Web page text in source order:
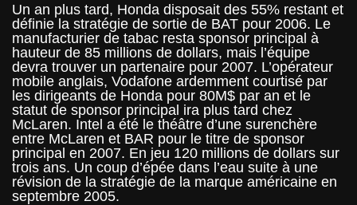
Un an plus tard, Honda disposait des 55% restant et
définie la stratégie de sortie de BAT pour 2006. Le
manufacturier de tabac resta sponsor principal à
hauteur de 85 millions de dollars, mais l’équipe
devra trouver un partenaire pour 2007. L’opérateur
mobile anglais, Vodafone ardemment courtisé par
les dirigeants de Honda pour 80M$ par an et le
statut de sponsor principal ira plus tard chez
McLaren. Intel a été le théâtre d’une surenchère
entre McLaren et BAR pour le titre de sponsor
principal en 2007. En jeu 120 millions de dollars sur
trois ans. Un coup d’épée dans l’eau suite à une
révision de la stratégie de la marque américaine en
septembre 2005.